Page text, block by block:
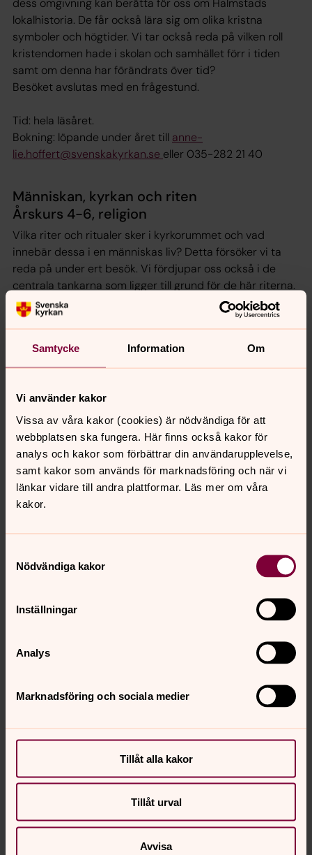
Samtycke Information Om
Vi använder kakor
Vissa av våra kakor (cookies) är nödvändiga för att
webbplatsen ska fungera. Här finns också kakor för
analys och kakor som förbättrar din användarupplevelse,
samt kakor som används för marknadsföring och när vi
länkar vidare till andra plattformar. Läs mer om våra
kakor.
Nödvändiga kakor
Inställningar
Analys
Marknadsföring och sociala medier
Tillåt alla kakor
Tillåt urval
Avvisa
lokalhistoria. De får också lära sig om olika kristna
symboler och högtider. Vi tar också reda på vilken roll
kristendomen hade i skolan och samhället förr i tiden
samt om denna har förändrats över tid?
Besöket avslutas med en frågestund.
Tid: hela läsåret.
Bokning: löpande under året till anne-
lie.hoffert@svenskakyrkan.se eller 035-282 21 40
Människan, kyrkan och riten
Årskurs 4-6, religion
Vilka riter och ritualer sker i kyrkorummet och vad
innebär dessa i en människas liv? Detta försöker vi ta
reda på under ert besök. Vi fördjupar oss också i de
centrala tankarna som ligger till grund för de här riterna.
Vi tittar även på de kläder som används vid dessa riter
och berättar om deras betydelse.
Tid: hela läsåret.
lie.hoffert@svenskakyrkan.se
Studiebesök i kyrkan
Årskurs 7-9, religion, samhällskunskap
Vi skräddarsyr besöket efter era behov och önskemål.
Här finns det möjlighet för eleverna att ställa frågor och
samhällsundervisningen.
Tid: hela läsåret.
Bokning: löpande under året till
Årskurs F-3, SO
ni möta påskens berättelse.
Vandringen är förlagd i kyrkan.
Tid: mars
Bokning: löpande under året tillanne-
lie.hoffert@svenskakyrkan.seeller 035-282 21 40
Påskspel
Årskurs F-3 och åk 4-6, SO